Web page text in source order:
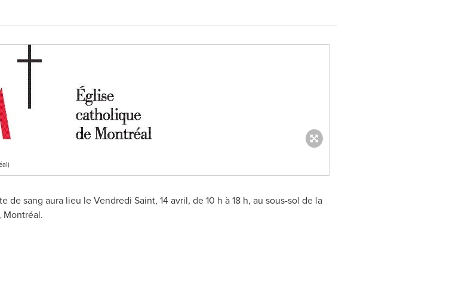
de sang aura lieu le Vendredi Saint, 14 avril, de 10 h à 18 h, au sous-sol de la
, Montréal.